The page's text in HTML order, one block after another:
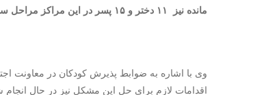
مانده نیز ۱۱ دختر و ۱۵ پسر در این مراکز مراحل سم زدایی را طی می کنند.
وی با اشاره به ضوابط پذیرش کودکان در معاونت